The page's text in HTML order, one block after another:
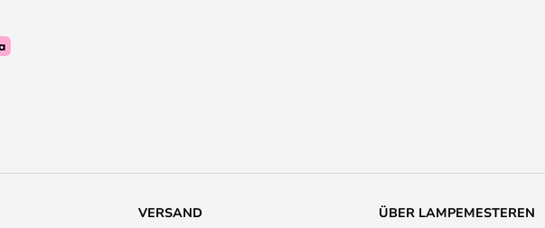
VERSAND ÜBER LAMPEMESTEREN